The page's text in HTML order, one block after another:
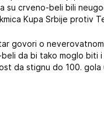
su crveno-beli bili
Kupa Srbije protiv
govori o
da bi tako moglo biti
da stignu do 100. gola